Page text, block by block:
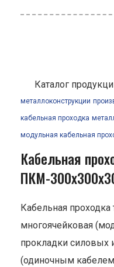
Каталог
металлоконструкции
кабельная проходка
модульная кабельная
Кабельная
ПКМ-
Кабельная
многоячейковая
прокладки силовых
(одиночным